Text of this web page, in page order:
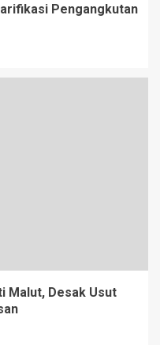
Pengangkutan
Malut, Desak Usut